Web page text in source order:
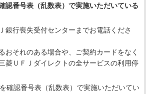
認番号表（乱数表）で実施いただいている
銀行喪失受付センターまでお電話くださ
おそれのある場合や、ご契約カードをなく
菱ＵＦＪダイレクトの全サービスの利用停
確認番号表（乱数表）で実施いただいてい